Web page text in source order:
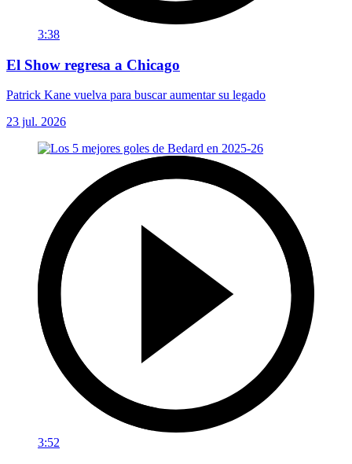
3:38
El Show regresa a Chicago
Patrick Kane vuelva para buscar aumentar su legado
23 jul. 2026
3:52